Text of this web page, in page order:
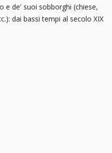
e de' suoi sobborghi (chiese,
dai bassi tempi al secolo XIX